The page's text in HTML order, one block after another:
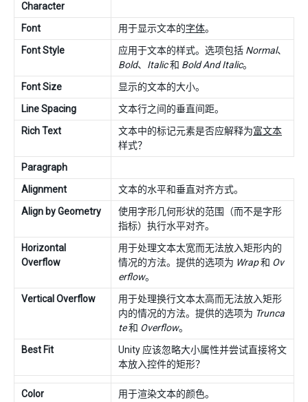
Character
Font
用于显示文本的字体。
Font Style
应用于文本的样式。选项包括 Normal、
Bold、 Italic和 Bold And Italic。
Font Size
显示的文本的大小。
Line Spacing
文本行之间的垂直间距。
Rich Text
文本中的标记元素是否应解释为富文本
样式？
Paragraph
Alignment
文本的水平和垂直对齐方式。
Align by Geometry
使用字形几何形状的范围（而不是字形
指标）执行水平对齐。
Horizontal
Overflow
用于处理文本太宽而无法放入矩形内的
情况的方法。提供的选项为 Wrap和 Ov
erflow。
Vertical Overflow
用于处理换行文本太高而无法放入矩形
内的情况的方法。提供的选项为 Trunca
te和 Overflow。
Best Fit
Unity 应该忽略大小属性并尝试直接将文
本放入控件的矩形？
Color
用于渲染文本的颜色。